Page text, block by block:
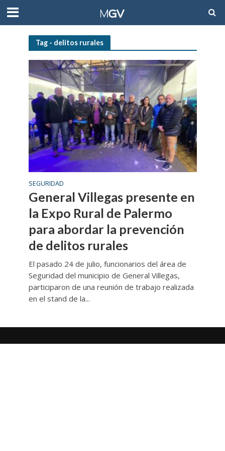
Tag - delitos rurales
SEGURIDAD
General Villegas presente en
la Expo Rural de Palermo
para abordar la prevención
de delitos rurales
El pasado 24 de julio, funcionarios del área de
Seguridad del municipio de General Villegas,
participaron de una reunión de trabajo realizada
en el stand de la...